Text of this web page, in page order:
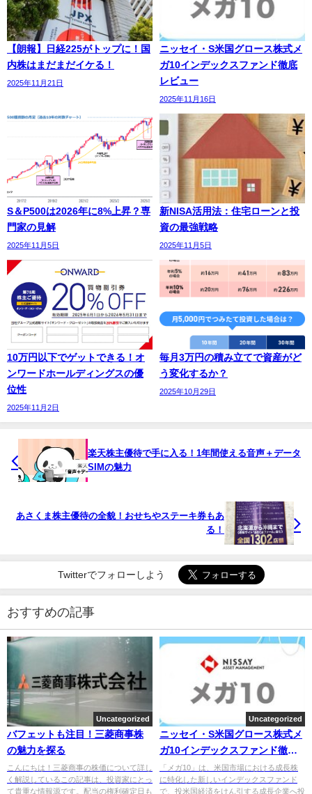
【朗報】日経225がトップに！国
内株はまだまだイケる！
2025年11月21日
ニッセイ・S米国グロース株式メ
ガ10インデックスファンド徹底
レビュー
2025年11月16日
S＆P500は2026年に8%上昇？専
門家の見解
2025年11月5日
新NISA活用法：住宅ローンと投
資の最強戦略
2025年11月5日
10万円以下でゲットできる！オ
ンワードホールディングスの優
位性
2025年11月2日
毎月3万円の積み立てで資産がど
う変化するか？
2025年10月29日
楽天株主優待で手に入る！1年間使える音声＋データ
SIMの魅力
あさくま株主優待の全貌！おせちやステーキ券もあ
る！
Twitterでフォローしよう
おすすめの記事
Uncategorized
バフェットも注目！三菱商事株
の魅力を探る
こんにちは！三菱商事の株価について詳し
く解説しているこの記事は、投資家にとっ
て貴重な情報源です。配当の権利確定日も
Uncategorized
ニッセイ・S米国グロース株式メ
ガ10インデックスファンド徹底
レビュー
「メガ10」は、米国市場における成長株
に特化した新しいインデックスファンド
で、投米国経済をけん引する成長企業へ投